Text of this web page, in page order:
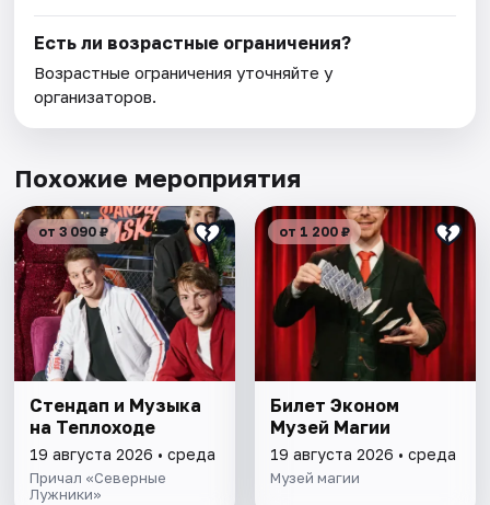
Есть ли возрастные ограничения?
Возрастные ограничения уточняйте у
организаторов.
Похожие мероприятия
от 3 090 ₽
Стендап и Музыка
на Теплоходе
19 августа 2026 • среда
Причал «Северные
Лужники»
от 1 200 ₽
Билет Эконом
Музей Магии
19 августа 2026 • среда
Музей магии